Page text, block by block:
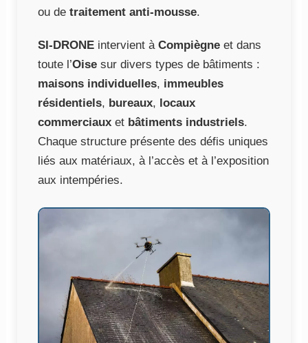
ou de traitement anti-mousse.
SI-DRONEintervient à Compiègneet dans
toute l’Oisesur divers types de bâtiments :
maisons individuelles, immeubles
résidentiels, bureaux, locaux
commerciauxet bâtiments industriels.
Chaque structure présente des défis uniques
liés aux matériaux, à l’accès et à l’exposition
aux intempéries.